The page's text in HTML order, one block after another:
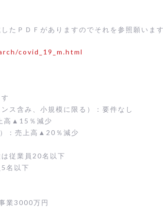
たＰＤＦがありますのでそれを参照願います
covid_19_m.html
含み、⼩規模に限る）：要件なし
⾼▲15％減少
：売上⾼▲20％減少
従業員20名以下
名以下
業3000万円